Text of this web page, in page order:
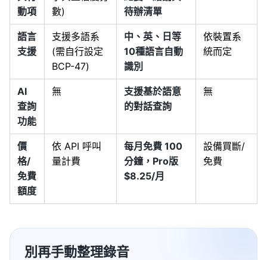
動項
數)
待辦清單
語言
支援
支援多語系
(需自行設定
BCP-47)
中、英、日等
10種語言自動
識別
依裝置系
統而定
AI
查詢
功能
無
支援基於語意
的對話查詢
無
價
格/
免費
額度
依 API 呼叫
量計費
每月免費 100
分鐘，Pro版
$8.25/月
設備買斷/
免費
別再手動整理錄音